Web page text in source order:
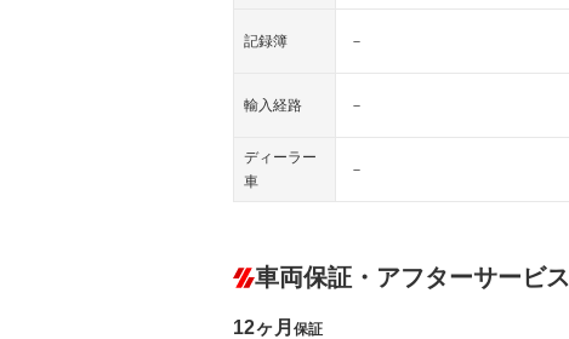
記録簿 －
輸入経路 －
ディーラー
車
－
車両保証・アフターサービス
12ヶ月 保証